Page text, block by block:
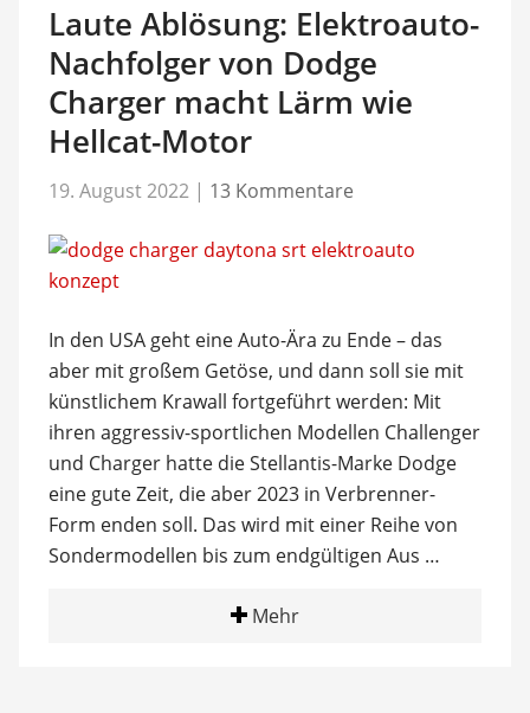
Laute Ablösung: Elektroauto-
Nachfolger von Dodge
Charger macht Lärm wie
Hellcat-Motor
19. August 2022 | 13 Kommentare
In den USA geht eine Auto-Ära zu Ende – das
aber mit großem Getöse, und dann soll sie mit
künstlichem Krawall fortgeführt werden: Mit
ihren aggressiv-sportlichen Modellen Challenger
und Charger hatte die Stellantis-Marke Dodge
eine gute Zeit, die aber 2023 in Verbrenner-
Form enden soll. Das wird mit einer Reihe von
Sondermodellen bis zum endgültigen Aus …
Mehr